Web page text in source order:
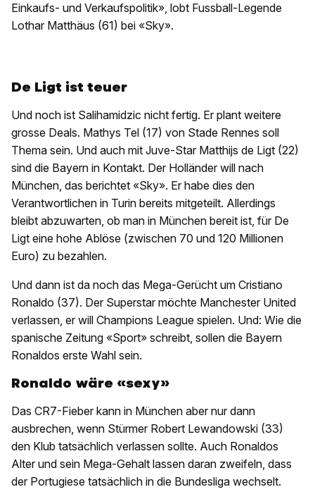
Einkaufs- und Verkaufspolitik», lobt Fussball-Legende
Lothar Matthäus (61) bei «Sky».
De Ligt ist teuer
Und noch ist Salihamidzic nicht fertig. Er plant weitere
grosse Deals. Mathys Tel (17) von Stade Rennes soll
Thema sein. Und auch mit Juve-Star Matthijs de Ligt (22)
sind die Bayern in Kontakt. Der Holländer will nach
München, das berichtet «Sky». Er habe dies den
Verantwortlichen in Turin bereits mitgeteilt. Allerdings
bleibt abzuwarten, ob man in München bereit ist, für De
Ligt eine hohe Ablöse (zwischen 70 und 120 Millionen
Euro) zu bezahlen.
Und dann ist da noch das Mega-Gerücht um Cristiano
Ronaldo (37). Der Superstar möchte Manchester United
verlassen, er will Champions League spielen. Und: Wie die
spanische Zeitung «Sport» schreibt, sollen die Bayern
Ronaldos erste Wahl sein.
Ronaldo wäre «sexy»
Das CR7-Fieber kann in München aber nur dann
ausbrechen, wenn Stürmer Robert Lewandowski (33)
den Klub tatsächlich verlassen sollte. Auch Ronaldos
Alter und sein Mega-Gehalt lassen daran zweifeln, dass
der Portugiese tatsächlich in die Bundesliga wechselt.